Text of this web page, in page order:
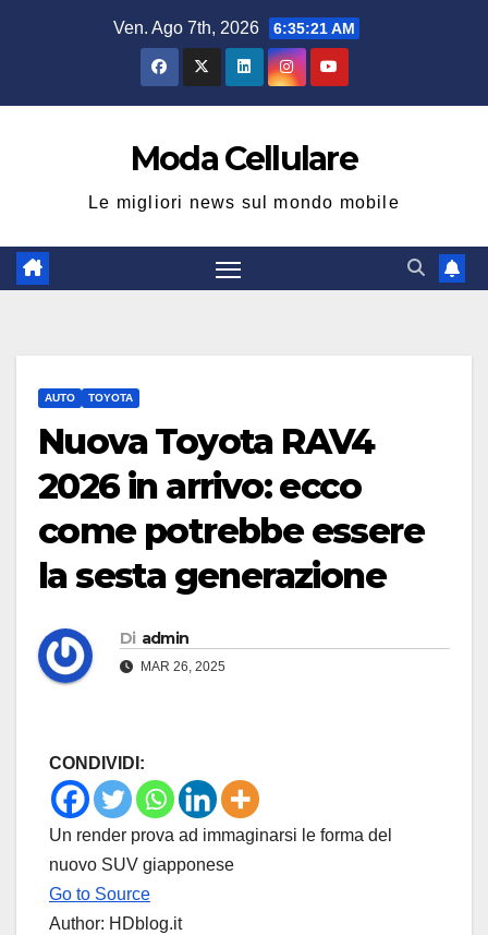
Ven. Ago 7th, 2026 6:35:22 AM
Moda Cellulare
Le migliori news sul mondo mobile
AUTO TOYOTA
Nuova Toyota RAV4
2026 in arrivo: ecco
come potrebbe essere
la sesta generazione
Di admin
MAR 26, 2025
CONDIVIDI:
Un render prova ad immaginarsi le forma del
nuovo SUV giapponese
Go to Source
Author: HDblog.it